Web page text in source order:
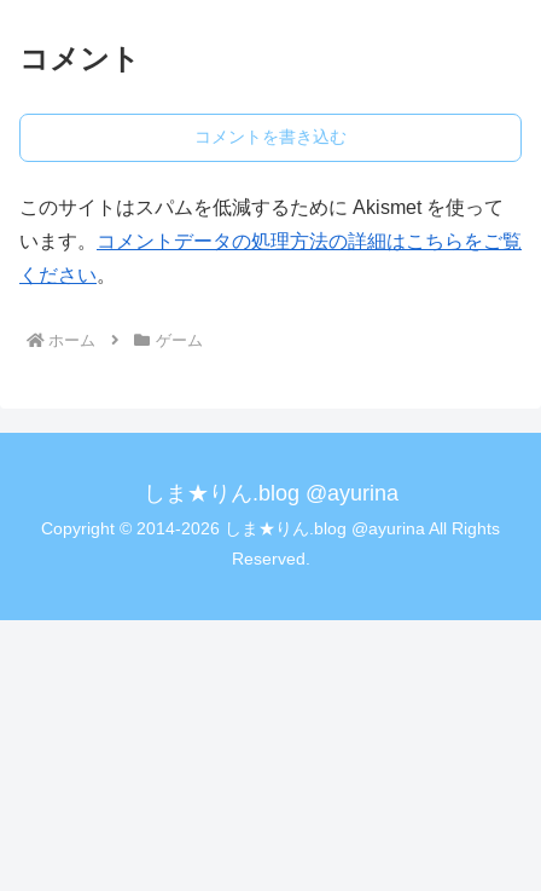
コメント
コメントを書き込む
このサイトはスパムを低減するために Akismet を使って
います。
コメントデータの処理方法の詳細はこちらをご覧
ください。
ホーム ゲーム
しま★りん.blog @ayurina
Copyright © 2014-2026 しま★りん.blog @ayurina All Rights
Reserved.